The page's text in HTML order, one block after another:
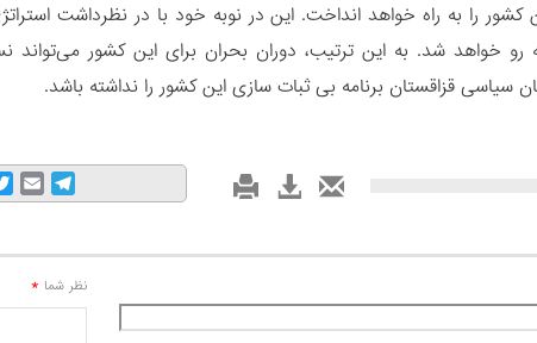
کشور را به راه خواهد انداخت. این در نوبه خود با در نظرداشت
رو خواهد شد. به این ترتیب، دوران بحران برای این کشور می‌تواند
سیاسی قزاقستان برنامه بی ثبات سازی این کشور را نداشته باشد.
Email
Telegram
نظر شما *